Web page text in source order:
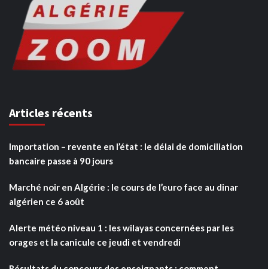
Articles récents
Importation – revente en l’état : le délai de domiciliation
bancaire passe à 90 jours
Marché noir en Algérie : le cours de l’euro face au dinar
algérien ce 6 août
Alerte météo niveau 1 : les wilayas concernées par les
orages et la canicule ce jeudi et vendredi